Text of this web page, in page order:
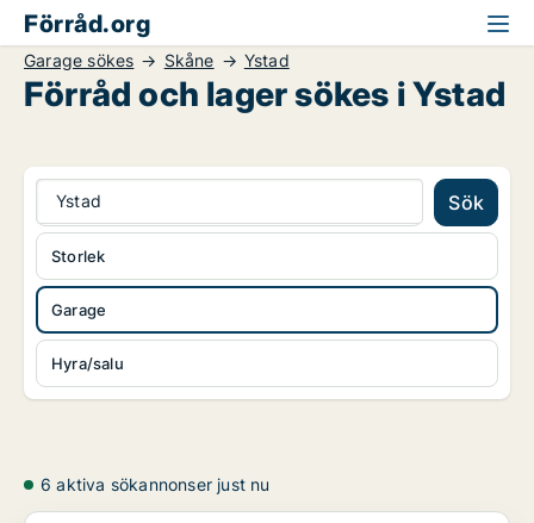
Förråd.org
Garage sökes Skåne Ystad
Förråd och lager sökes i Ystad
Ystad Sök
Garage
Hyra/salu
Storlek
6 aktiva sökannonser just nu